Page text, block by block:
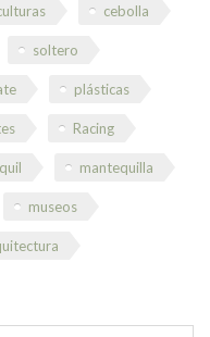
cebolla
soltero
plásticas
Racing
mantequilla
museos